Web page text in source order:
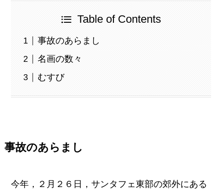
Table of Contents
事故のあらまし
名画の数々
むすび
事故のあらまし
今年，２月２６日，サンタフェ東部の郊外にある